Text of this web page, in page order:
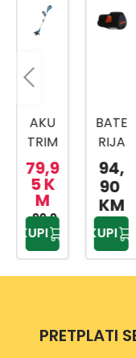
AKU
TRIM
ER
WB
18V
FRT
CPF
SOL
79,9
5 K
M
99,9
5 KM
KUPI
BATE
RIJA
AS 2
94,
90
KM
KUPI
PRETPLATI